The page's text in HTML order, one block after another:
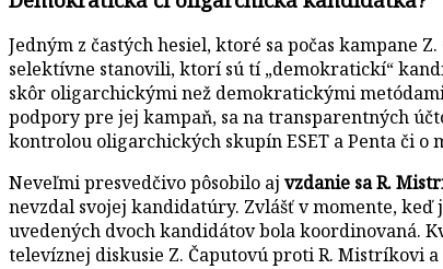
Jedným z častých hesiel, ktoré sa počas kampane
selektívne stanovili, ktorí sú tí „demokratickí“
skôr oligarchickými než demokratickými
podpory pre jej kampaň, sa na transparentných
kontrolou oligarchických skupín ESET a Penta či
Neveľmi presvedčivo pôsobilo aj vzdanie sa R.
nevzdal svojej kandidatúry. Zvlášť v momente,
uvedených dvoch kandidátov bola koordinovaná.
televíznej diskusie Z. Čaputovú proti R. Mistríkovi